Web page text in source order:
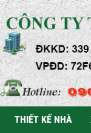
THIẾT KẾ NHÀ